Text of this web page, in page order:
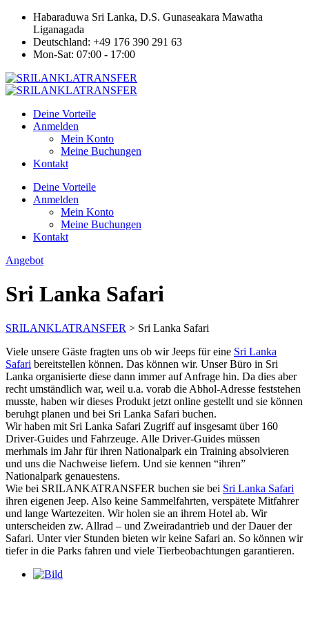
Habaraduwa Sri Lanka, D.S. Gunaseakara Mawatha
Liganagada
Deutschland: +49 176 390 291 63
Mon-Sat: 07:00 - 17:00
Deine Vorteile
Anmelden
Mein Konto
Meine Buchungen
Kontakt
Deine Vorteile
Anmelden
Mein Konto
Meine Buchungen
Kontakt
Angebot
Sri Lanka Safari
SRILANKLATRANSFER > Sri Lanka Safari
Viele unsere Gäste fragten uns ob wir Jeeps für eine Sri Lanka
Safari bereitstellen können. Das können wir. Unser Büro in Sri
Lanka organisierte diese dann immer auf Anfrage hin. Da dies aber
recht umständlich war, weil u.a. vorab die Abhol-Adresse feststehen
musste, haben wir dieses Produkt jetzt online gestellt und sie können
beruhgt planen und bei Sri Lanka Safari buchen.
Wir haben mit Sri Lanka Safari Zugriff auf insgesamt über 160
Driver-Guides und Fahrzeuge. Alle Driver-Guides müssen
merhmals im Jahr für ihren Nationalpark ein Training absolvieren
und uns die Nachweise liefern. Und sie kennen “ihren”
Nationalpark genauestens.
Wie bei SRILANKATRANSFER buchen sie bei Sri Lanka Safari
ihren eigenen Jeep. Also keine Sammelfahrten, verspätete Mitfahrer
und lange Wartezeiten. Wir holen sie an ihrem Hotel ab. Wir
unterscheiden zw. Allrad – und Zweiradantrieb und der Dauer der
Safari. Unter vier Stunden bieten wir keine Safari an. So können wir
tiefer in die Parks fahren und viele Tierbeobachtungen garantieren.